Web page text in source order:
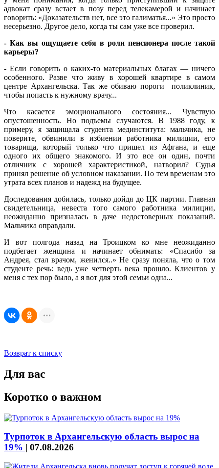
адвокат сразу встает в позу перед телекамерой и начинает
говорить: «Доказательств нет, все это галиматья...» Это просто
несерьезно. Другое дело, когда ты сам уже все проверил.
- Как вы ощущаете себя в роли пенсионера после такой
карьеры?
- Если говорить о каких-то материальных благах — ничего
особенного. Разве что живу в хорошей квартире в самом
центре Архангельска. Так же обиваю пороги поликлиник,
чтобы попасть к нужному врачу...
Что касается эмоционального состояния... Чувствую
опустошенность. Но подъемы случаются. В 1988 году, к
примеру, я защищала студента мединститута: мальчика, не
поверите, обвинили в избиении работника милиции, его
товарища, который только что пришел из Афгана, и еще
одного их общего знакомого. И это все он один, почти
отличник с хорошей характеристикой, натворил? Судья
принял решение об условном наказании. По тем временам это
утрата всех планов и надежд на будущее.
Доследования добилась, только дойдя до ЦК партии. Главная
свидетельница, невеста того самого работника милиции,
неожиданно призналась в даче недостоверных показаний.
Мальчика оправдали.
И вот полгода назад на Троицком ко мне неожиданно
подбегает женщина и начинает обнимать: «Спасибо за
Андрея, стал врачом, женился..» Не сразу поняла, что о том
студенте речь: ведь уже четверть века прошло. Клиентов у
меня с тех пор было, а я вот для этой семьи одна...
Возврат к списку
Для вас
Коротко о важном
Турпоток в Архангельскую область вырос на
19% | 07.08.2026